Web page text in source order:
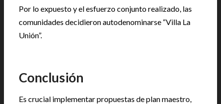
Por lo expuesto y el esfuerzo conjunto realizado, las
comunidades decidieron autodenominarse “Villa La
Unión”.
Conclusión
Es crucial implementar propuestas de plan maestro,